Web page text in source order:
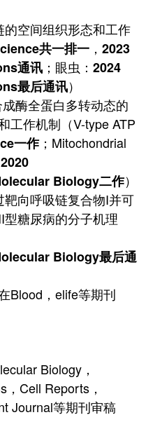
空间组织形态和工作
共一排一， 2023
通讯；眼虫： 2024
最后通讯）
酶全蛋白多转动态的
工作机制（V-type ATP
一作；Mitochondrial
2020
Biology二作）
向呼吸链复合物I并可
糖尿病的分子机理
Biology最后通
Blood，elife等期刊
Biology，
，Cell Reports，
Journal等期刊审稿